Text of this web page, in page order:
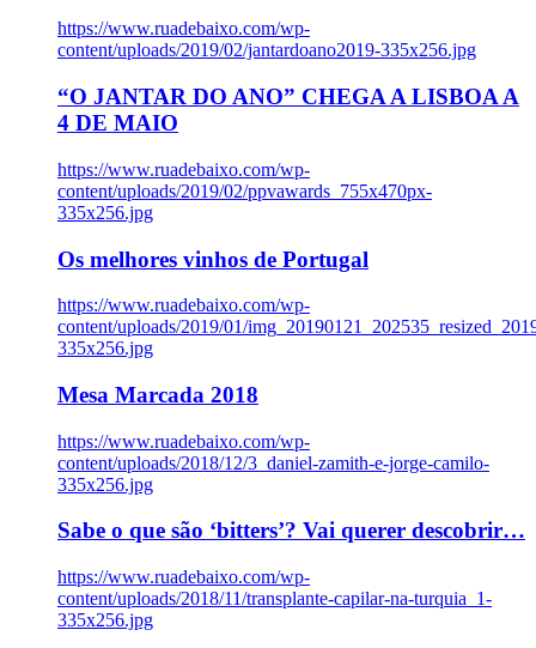
https://www.ruadebaixo.com/wp-
content/uploads/2019/02/jantardoano2019-335x256.jpg
“O JANTAR DO ANO” CHEGA A LISBOA A
4 DE MAIO
https://www.ruadebaixo.com/wp-
content/uploads/2019/02/ppvawards_755x470px-
335x256.jpg
Os melhores vinhos de Portugal
https://www.ruadebaixo.com/wp-
content/uploads/2019/01/
335x256.jpg
Mesa Marcada 2018
https://www.ruadebaixo.com/wp-
content/uploads/2018/12/3_daniel-zamith-e-jorge-camilo-
335x256.jpg
Sabe o que são ‘bitters’? Vai querer descobrir…
https://www.ruadebaixo.com/wp-
content/uploads/2018/11/transplante-capilar-na-turquia_1-
335x256.jpg